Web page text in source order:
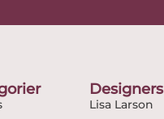
Designers
Lisa Larson